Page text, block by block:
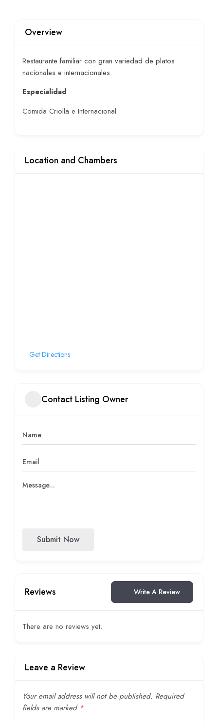
Overview
Restaurante familiar con gran variedad de platos
nacionales e internacionales.
Especialidad
Comida Criolla e Internacional
Location and Chambers
Get Directions
Contact Listing Owner
Submit Now
Reviews Write A Review
There are no reviews yet.
Leave a Review
Your email address will not be published. Required
fields are marked *